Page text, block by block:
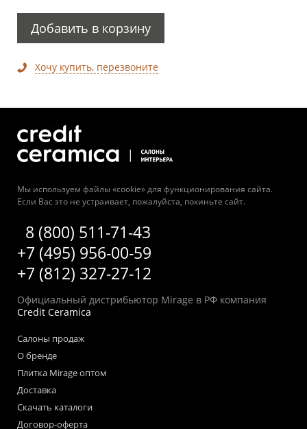
Добавить в корзину
Хочу купить, перезвоните
Мы используем файлы «cookie» для функционирования сайта.
Если Вас это не устраивает, пожалуйста, покиньте сайт.
8 (800) 511-71-43
+7 (495) 956-00-59
+7 (812) 327-27-12
Официальный дистрибьютор Mirage в РФ компания
Credit Ceramica
Салоны продаж
О бренде
Плитка Mirage оптом
Доставка
Скачать каталоги
Договор-оферта